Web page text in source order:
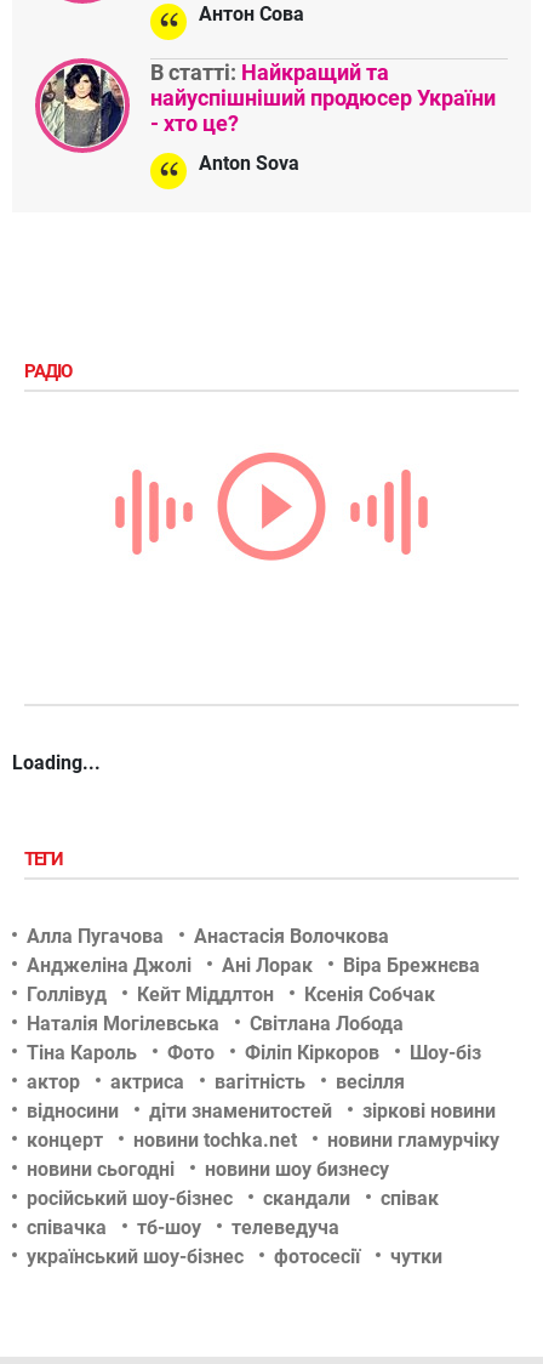
Антон Сова
В статті: Найкращий та
найуспішніший продюсер України
- хто це?
Anton Sova
РАДІО
Loading...
ТЕГИ
Алла Пугачова
Анастасія Волочкова
Анджеліна Джолі
Ані Лорак
Віра Брежнєва
Голлівуд
Кейт Міддлтон
Ксенія Собчак
Наталія Могілевська
Світлана Лобода
Тіна Кароль
Фото Філіп Кіркоров
Шоу-біз
актор
актриса вагітність
весілля
відносини
діти знаменитостей
зіркові новини
концерт
новини tochka.net
новини гламурчіку
новини сьогодні
новини шоу бизнесу
російський шоу-бізнес
скандали
співак
співачка
тб-шоу
телеведуча
український шоу-бізнес
фотосесії чутки